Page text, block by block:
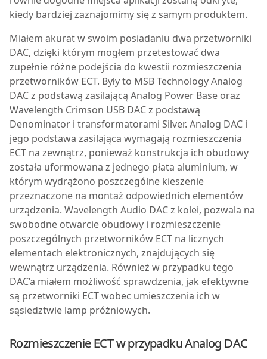
kiedy bardziej zaznajomimy się z samym produktem.
Miałem akurat w swoim posiadaniu dwa przetworniki
DAC, dzięki którym mogłem przetestować dwa
zupełnie różne podejścia do kwestii rozmieszczenia
przetworników ECT. Były to MSB Technology Analog
DAC z podstawą zasilającą Analog Power Base oraz
Wavelength Crimson USB DAC z podstawą
Denominator i transformatorami Silver. Analog DAC i
jego podstawa zasilająca wymagają rozmieszczenia
ECT na zewnątrz, ponieważ konstrukcja ich obudowy
została uformowana z jednego płata aluminium, w
którym wydrążono poszczególne kieszenie
przeznaczone na montaż odpowiednich elementów
urządzenia. Wavelength Audio DAC z kolei, pozwala na
swobodne otwarcie obudowy i rozmieszczenie
poszczególnych przetworników ECT na licznych
elementach elektronicznych, znajdujących się
wewnątrz urządzenia. Również w przypadku tego
DAC’a miałem możliwość sprawdzenia, jak efektywne
są przetworniki ECT wobec umieszczenia ich w
sąsiedztwie lamp próżniowych.
Rozmieszczenie ECT w przypadku Analog DAC